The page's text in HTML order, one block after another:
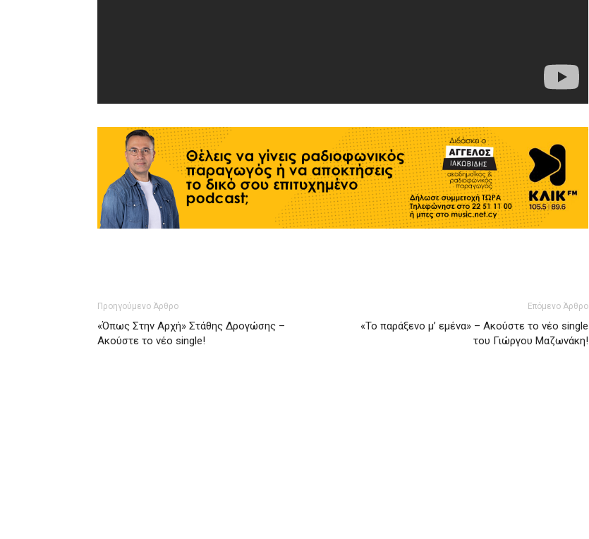
Προηγούμενο Άρθρο
«Όπως Στην Αρχή» Στάθης Δρογώσης –
Ακούστε το νέο single!
Επόμενο Άρθρο
«Το παράξενο μ’ εμένα» – Ακούστε το νέο single
του Γιώργου Μαζωνάκη!